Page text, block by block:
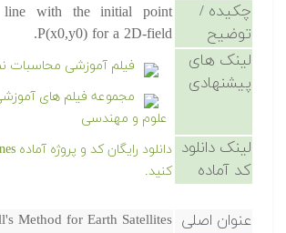
چکیده /
توضیح
with the initial point
P(x0,y0) for a 2D-field.
لینک های
پیشنهادی
فیلم آموزشی محاسبات
مجموعه فیلم های
علوم و مهندسی
لینک دانلود
کد آماده
کنید.
عنوان اصلی Method for Earth Satellites